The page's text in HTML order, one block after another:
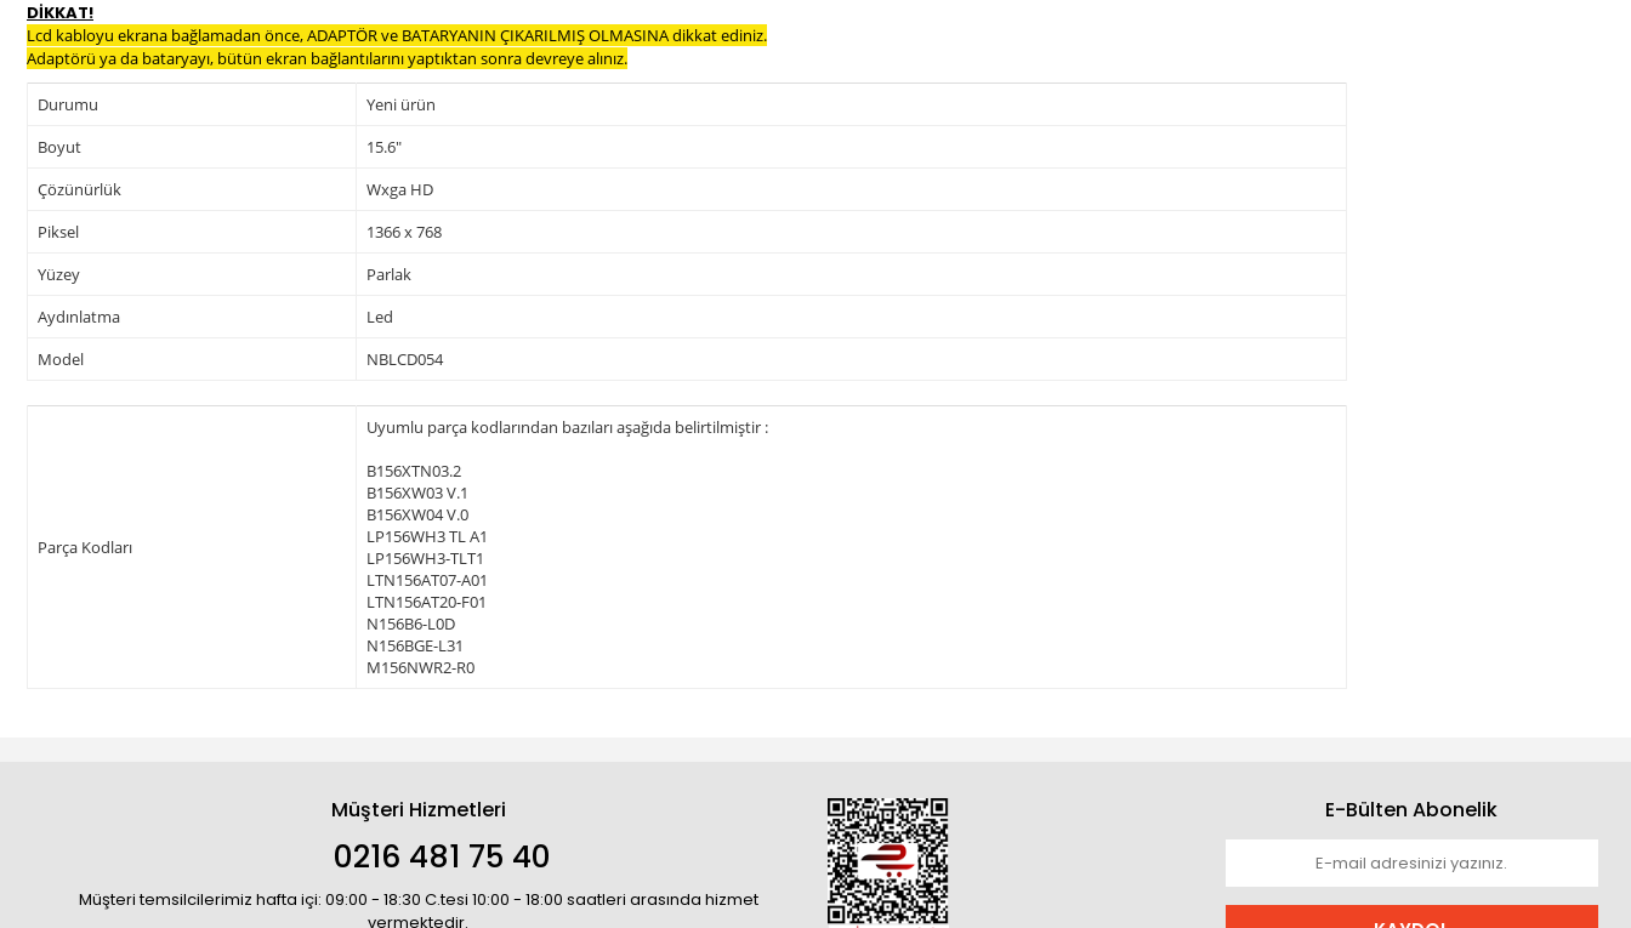
DİKKAT!
Lcd kabloyu ekrana bağlamadan önce, ADAPTÖR ve BATARYANIN ÇIKARILMIŞ OLMASINA dikkat ediniz.
Adaptörü ya da bataryayı, bütün ekran bağlantılarını yaptıktan sonra devreye alınız.
Durumu
Yeni ürün
Boyut
15.6"
Çözünürlük
Wxga HD
Piksel
1366 x 768
Yüzey
Parlak
Aydınlatma
Led
Model
NBLCD054
Parça Kodları
Uyumlu parça kodlarından bazıları aşağıda belirtilmiştir :
B156XTN03.2
B156XW03 V.1
B156XW04 V.0
LP156WH3 TL A1
LP156WH3-TLT1
LTN156AT07-A01
LTN156AT20-F01
N156B6-L0D
N156BGE-L31
M156NWR2-R0
Müşteri Hizmetleri
0216 481 75 40
Müşteri temsilcilerimiz hafta içi: 09:00 - 18:30 C.tesi 10:00 - 18:00 saatleri arasında hizmet
vermektedir.
E-Bülten Abonelik